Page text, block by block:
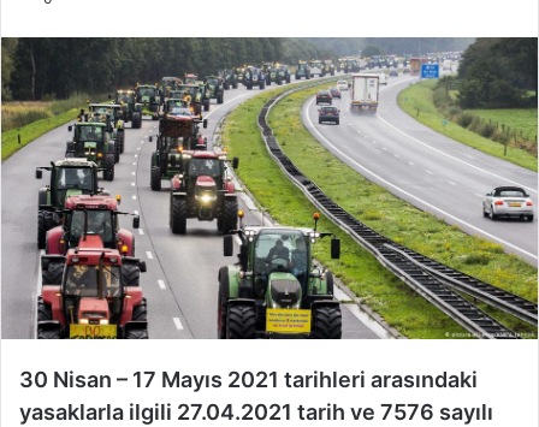
30 Nisan – 17 Mayıs 2021 tarihleri arasındaki
yasaklarla ilgili 27.04.2021 tarih ve 7576 sayılı